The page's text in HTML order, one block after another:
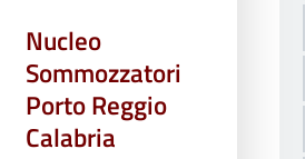
Nucleo
Sommozzatori
Porto Reggio
Calabria